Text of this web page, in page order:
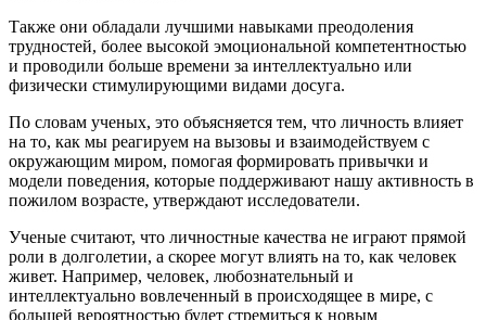
Также они обладали лучшими навыками преодоления
трудностей, более высокой эмоциональной компетентностью
и проводили больше времени за интеллектуально или
физически стимулирующими видами досуга.
По словам ученых, это объясняется тем, что личность влияет
на то, как мы реагируем на вызовы и взаимодействуем с
окружающим миром, помогая формировать привычки и
модели поведения, которые поддерживают нашу активность в
пожилом возрасте, утверждают исследователи.
Ученые считают, что личностные качества не играют прямой
роли в долголетии, а скорее могут влиять на то, как человек
живет. Например, человек, любознательный и
интеллектуально вовлеченный в происходящее в мире, с
большей вероятностью будет стремиться к новым